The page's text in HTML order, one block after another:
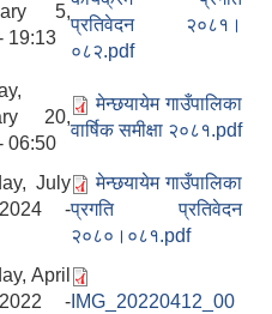
5,
19:13
प्रतिवेदन २०८१।
०८२.pdf
20,
06:50
मेन्छयायेम गाउँपालिका
वार्षिक समीक्षा २०८१.pdf
July
-
मेन्छयायेम गाउँपालिका
प्रगति प्रतिवेदन
२०८०।०८१.pdf
April
- IMG_20220412_00